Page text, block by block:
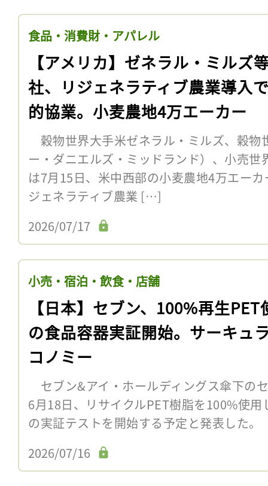
食品・消費財・アパレル
【アメリカ】ゼネラル・ミルズ
社、リジェネラティブ農業導入
的協業。小麦農地4万エーカー
穀物世界大手米ゼネラル・ミルズ、穀物
ー・ダニエルズ・ミッドランド）、小売
は7月15日、米中西部の小麦農地4万エー
ジェネラティブ農業 […]
2026/07/17
小売・宿泊・飲食・店舗
【日本】セブン、100%再生PET
の食品容器実証開始。サーキュ
コノミー
セブン&アイ・ホールディングス傘下の
6月18日、リサイクルPET樹脂を100%使
の実証テストを開始する予定と発表した
2026/07/16